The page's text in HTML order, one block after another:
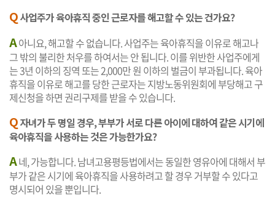
Q사업주가 육아휴직 중인 근로자를 해고할 수 있는 건가요?
A아니요, 해고할 수 없습니다. 사업주는 육아휴직을 이유로 해고나
그 밖의 불리한 처우를 하여서는 안 됩니다. 이를 위반한 사업주에게
는 3년 이하의 징역 또는 2,000만 원 이하의 벌금이 부과됩니다. 육아
휴직을 이유로 해고를 당한 근로자는 지방노동위원회에 부당해고 구
제신청을 하면 권리구제를 받을 수 있습니다.
Q자녀가 두 명일 경우, 부부가 서로 다른 아이에 대하여 같은 시기에
육아휴직을 사용하는 것은 가능한가요?
A네, 가능합니다. 남녀고용평등법에서는 동일한 영유아에 대해서 부
부가 같은 시기에 육아휴직을 사용하려고 할 경우 거부할 수 있다고
명시되어 있을 뿐입니다.